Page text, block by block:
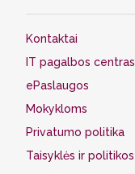
Kontaktai
IT pagalbos centras
ePaslaugos
Mokykloms
Privatumo politika
Taisyklės ir politikos